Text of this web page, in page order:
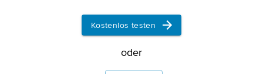
Kostenlos testen
oder